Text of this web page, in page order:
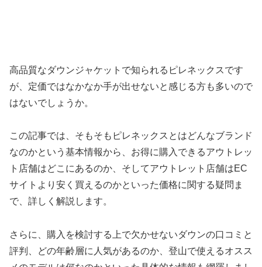
高品質なダウンジャケットで知られるピレネックスです
が、定価ではなかなか手が出せないと感じる方も多いので
はないでしょうか。
この記事では、そもそもピレネックスとはどんなブランド
なのかという基本情報から、お得に購入できるアウトレッ
ト店舗はどこにあるのか、そしてアウトレット店舗はEC
サイトより安く買えるのかといった価格に関する疑問ま
で、詳しく解説します。
さらに、購入を検討する上で欠かせないダウンの口コミと
評判、どの年齢層に人気があるのか、登山で使えるオスス